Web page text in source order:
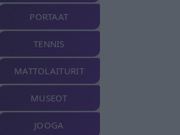
PORTAAT
TENNIS
MATTOLAITURIT
MUSEOT
JOOGA